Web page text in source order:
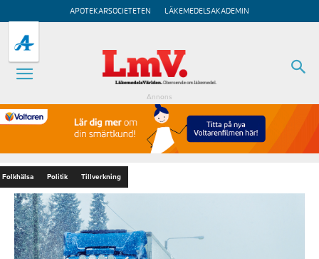
APOTEKARSOCIETETEN LÄKEMEDELSAKADEMIN
Annons
Folkhälsa Politik Tillverkning